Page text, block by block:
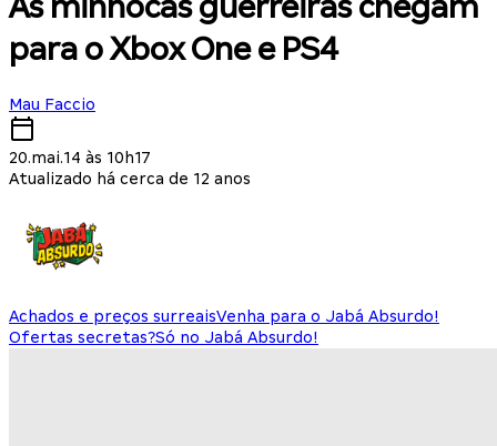
As minhocas guerreiras chegam
para o Xbox One e PS4
Mau Faccio
20.mai.14 às 10h17
Atualizado há cerca de 12 anos
Achados e preços surreaisVenha para o Jabá Absurdo!
Ofertas secretas?Só no Jabá Absurdo!